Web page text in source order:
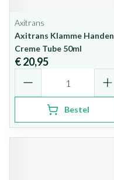
Axitrans
Axitrans Klamme Handen
Creme Tube 50ml
€ 20,95
Bestel